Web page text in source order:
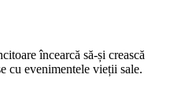
încearcă să-și crească
cu evenimentele vieții sale.